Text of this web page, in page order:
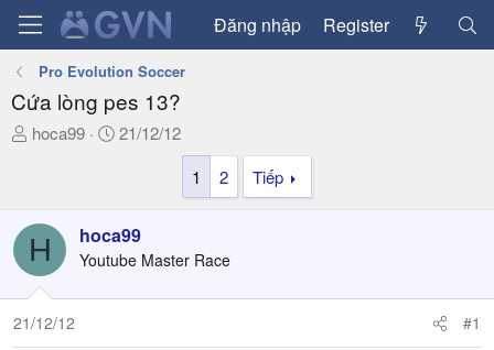
Đăng nhập Register
Pro Evolution Soccer
Cứa lòng pes 13?
T
a
d
s
t
a
hoca99
N
g
ử
i
21/12/12
1
2 Tiếp
H hoca99
Youtube Master Race
21/12/12 #1